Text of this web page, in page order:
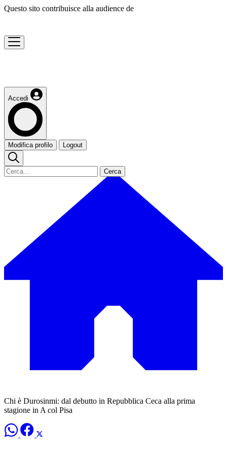
Questo sito contribuisce alla audience de
Accedi
Modifica profilo Logout
Cerca
Chi è Durosinmi: dal debutto in Repubblica Ceca alla prima
stagione in A col Pisa